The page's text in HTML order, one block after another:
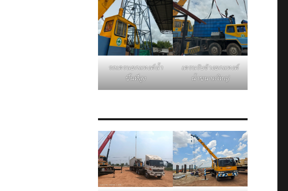
รถเครนยกแทงค์น้ำ
ขึ้นที่สูง
เครนรับจ้างยกแทงค์
น้ำขนาดใหญ่